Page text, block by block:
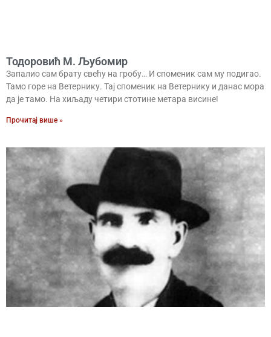
Тодоровић М. Љубомир
Запалио сам брату свећу на гробу… И споменик сам му подигао.
Тамо горе на Ветернику. Тај споменик на Ветернику и данас мора
да је тамо. На хиљаду четири стотине метара висине!
Прочитај више »